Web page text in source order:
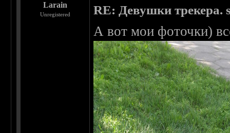
Larain
Unregistered RE: Девушки трекера.
А вот мои фоточки)